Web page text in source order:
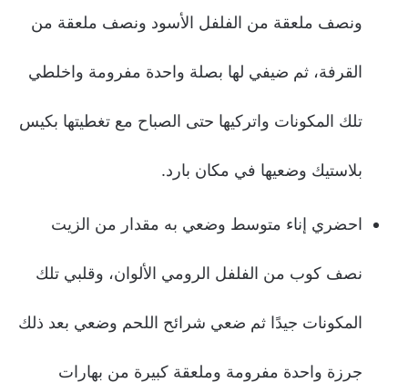
ونصف ملعقة من الفلفل الأسود ونصف ملعقة من
القرفة، ثم ضيفي لها بصلة واحدة مفرومة واخلطي
تلك المكونات واتركيها حتى الصباح مع تغطيتها بكيس
بلاستيك وضعيها في مكان بارد.
احضري إناء متوسط وضعي به مقدار من الزيت
نصف كوب من الفلفل الرومي الألوان، وقلبي تلك
المكونات جيدًا ثم ضعي شرائح اللحم وضعي بعد ذلك
جرزة واحدة مفرومة وملعقة كبيرة من بهارات